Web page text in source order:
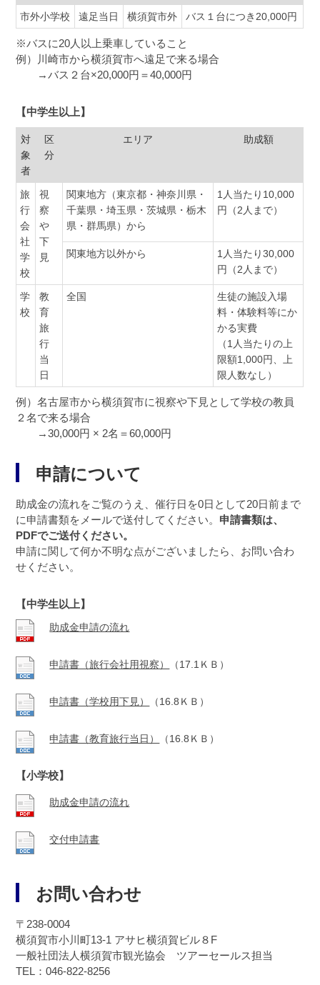
市外小学校 遠足当日 横須賀市外 バス１台につき20,000円
※バスに20人以上乗車していること
例）川崎市から横須賀市へ遠足で来る場合
→バス２台×20,000円＝40,000円
【中学生以上】
対
象
者
区
分
エリア 助成額
旅
行
会
社
学
校
視
察
や
下
見
関東地方（東京都・神奈川県・
千葉県・埼玉県・茨城県・栃木
県・群馬県）から
1人当たり10,000
円（2人まで）
関東地方以外から
1人当たり30,000
円（2人まで）
学
校
教
育
旅
行
当
日
全国
生徒の施設入場
料・体験料等にか
かる実費
（1人当たりの上
限額1,000円、上
限人数なし）
例）名古屋市から横須賀市に視察や下見として学校の教員
２名で来る場合
→30,000円 × 2名＝60,000円
申請について
助成金の流れをご覧のうえ、催行日を0日として20日前まで
に申請書類をメールで送付してください。 申請書類は、
PDFでご送付ください。
申請に関して何か不明な点がございましたら、お問い合わ
せください。
【中学生以上】
助成金申請の流れ
申請書（旅行会社用視察） （17.1ＫＢ）
申請書（学校用下見） （16.8ＫＢ）
申請書（教育旅行当日） （16.8ＫＢ）
【小学校】
助成金申請の流れ
交付申請書
お問い合わせ
〒238-0004
横須賀市小川町13-1 アサヒ横須賀ビル８F
一般社団法人横須賀市観光協会 ツアーセールス担当
TEL：046-822-8256